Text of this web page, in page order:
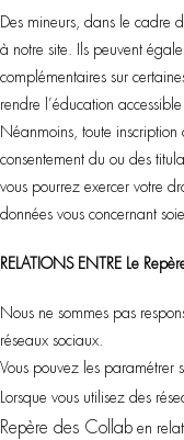
Des mineurs, dans le cadre
à notre site. Ils peuvent
complémentaires sur
rendre l’éducation
Néanmoins, toute
consentement du ou des
vous pourrez exercer votre
données vous concernant
RELATIONS ENTRE Le
Nous ne sommes pas
réseaux sociaux.
Vous pouvez les paramétrer
Lorsque vous utilisez des
Repère des Collab en